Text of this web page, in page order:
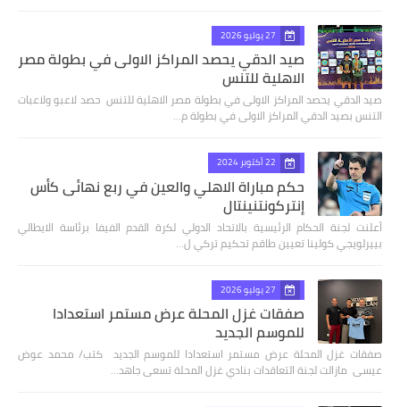
27 يوليو 2026
صيد الدقي يحصد المراكز الاولى في بطولة مصر
الاهلية للتنس
صيد الدقي يحصد المراكز الاولى في بطولة مصر الاهلية للتنس حصد لاعبو ولاعبات
التنس بصيد الدقي المراكز الاولى في بطولة م…
22 أكتوبر 2024
حكم مباراة الاهلي والعين في ربع نهائى كأس
إنتركونتنينتال
أعلنت لجنة الحكام الرئيسية بالاتحاد الدولي لكرة القدم الفيفا برئاسة الايطالي
بييرلويجي كولينا تعيين طاقم تحكيم تركي ل…
27 يوليو 2026
صفقات غزل المحلة عرض مستمر استعدادا
للموسم الجديد
صفقات غزل المحلة عرض مستمر استعدادا للموسم الجديد كتب/ محمد عوض
عيسى مازالت لجنة التعاقدات بنادي غزل المحلة تسعى جاهد…